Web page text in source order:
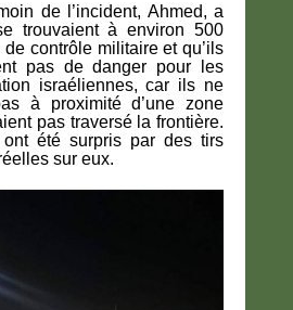
de l’incident, Ahmed, a
trouvaient à environ 500
contrôle militaire et qu’ils
pas de danger pour les
israéliennes, car ils ne
à proximité d’une zone
pas traversé la frontière.
ont été surpris par des tirs
sur eux.